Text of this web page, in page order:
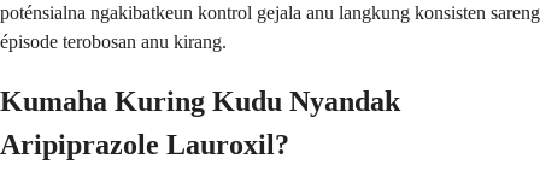
poténsialna ngakibatkeun kontrol gejala anu langkung konsisten sareng
épisode terobosan anu kirang.
Kumaha Kuring Kudu Nyandak
Aripiprazole Lauroxil?